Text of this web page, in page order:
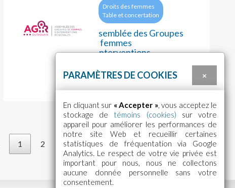
Droits des femmes
Table et concertation
Assemblée des Groupes
de femmes
d’Interventions
1 2 3 4 5 … 20 Suivant
×
PARAMÈTRES DE COOKIES
En cliquant sur « Accepter », vous acceptez le
stockage de témoins (cookies) sur votre
appareil pour améliorer les performances de
notre site Web et recueillir certaines
statistiques de fréquentation via Google
Analytics. Le respect de votre vie privée est
important pour nous, nous ne collectons
aucune donnée personnelle sans votre
consentement.